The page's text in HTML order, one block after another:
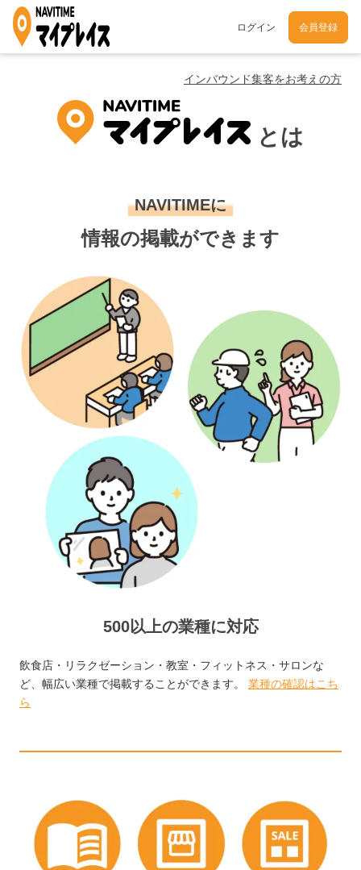
ログイン 会員登録
インバウンド集客をお考えの方
とは
NAVITIMEに
情報の掲載ができます
500以上の業種に対応
飲食店・リラクゼーション・教室・フィットネス・サロンな
ど、幅広い業種で掲載することができます。 業種の確認はこち
ら